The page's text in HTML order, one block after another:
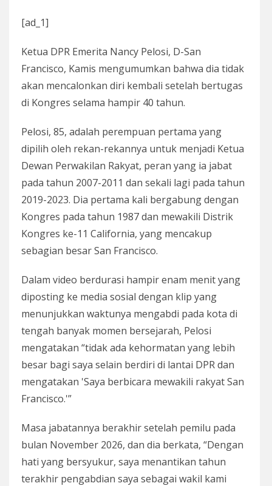
[ad_1]
Ketua DPR Emerita Nancy Pelosi, D-San
Francisco, Kamis mengumumkan bahwa dia tidak
akan mencalonkan diri kembali setelah bertugas
di Kongres selama hampir 40 tahun.
Pelosi, 85, adalah perempuan pertama yang
dipilih oleh rekan-rekannya untuk menjadi Ketua
Dewan Perwakilan Rakyat, peran yang ia jabat
pada tahun 2007-2011 dan sekali lagi pada tahun
2019-2023. Dia pertama kali bergabung dengan
Kongres pada tahun 1987 dan mewakili Distrik
Kongres ke-11 California, yang mencakup
sebagian besar San Francisco.
Dalam video berdurasi hampir enam menit yang
diposting ke media sosial dengan klip yang
menunjukkan waktunya mengabdi pada kota di
tengah banyak momen bersejarah, Pelosi
mengatakan “tidak ada kehormatan yang lebih
besar bagi saya selain berdiri di lantai DPR dan
mengatakan 'Saya berbicara mewakili rakyat San
Francisco.'”
Masa jabatannya berakhir setelah pemilu pada
bulan November 2026, dan dia berkata, “Dengan
hati yang bersyukur, saya menantikan tahun
terakhir pengabdian saya sebagai wakil kami